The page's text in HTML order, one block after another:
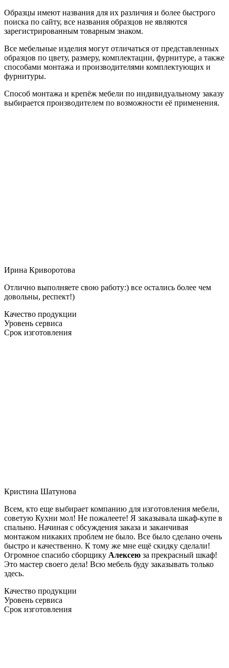
Образцы имеют названия для их различия и более быстрого
поиска по сайту, все названия образцов не являются
зарегистрированным товарным знаком.
Все мебельные изделия могут отличаться от представленных
образцов по цвету, размеру, комплектации, фурнитуре, а также
способами монтажа и производителями комплектующих и
фурнитуры.
Способ монтажа и крепёж мебели по индивидуальному заказу
выбирается производителем по возможности её применения.
Ирина Криворотова
Отлично выполняете свою работу:) все остались более чем
довольны, респект!)
Качество продукции
Уровень сервиса
Срок изготовления
Кристина Шатунова
Всем, кто еще выбирает компанию для изготовления мебели,
советую Кухни мол! Не пожалеете! Я заказывала шкаф-купе в
спальню. Начиная с обсуждения заказа и заканчивая
монтажом никаких проблем не было. Все было сделано очень
быстро и качественно. К тому же мне ещё скидку сделали!
Огромное спасибо сборщику Алексею за прекрасный шкаф!
Это мастер своего дела! Всю мебель буду заказывать только
здесь.
Качество продукции
Уровень сервиса
Срок изготовления